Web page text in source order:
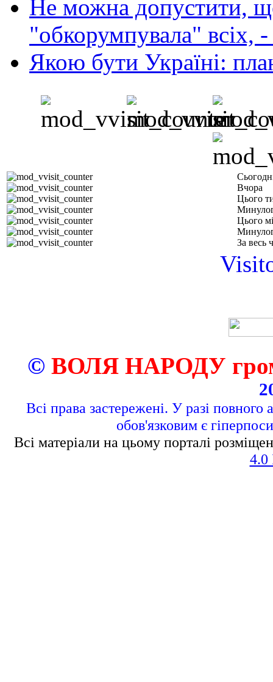
Не можна допустити,
"обкорумпувала" всіх,
Якою бути Україні:
Вчора
Цього
Цього
За весь
© ВОЛЯ НАРОДУ
Всі права застережені. У разі повного
обов'язковим є
Всі матеріали на цьому порталі
4.0